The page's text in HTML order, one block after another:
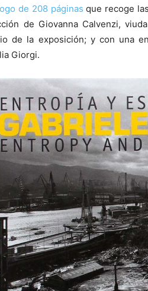
de 208 páginas que recoge
de Giovanna Calvenzi,
de la exposición; y con una
Giorgi.